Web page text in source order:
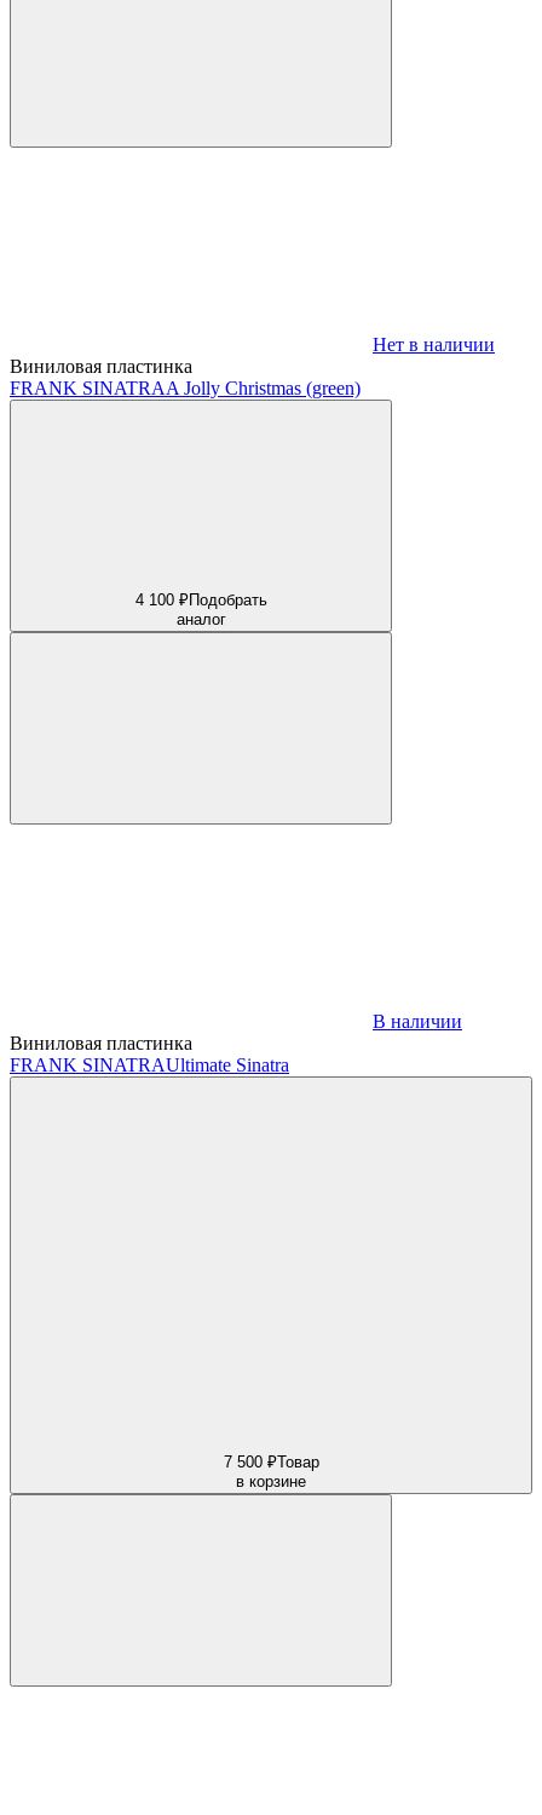
Нет в наличии
Виниловая пластинка
FRANK SINATRAA Jolly Christmas (green)
4 100 ₽Подобрать
аналог
В наличии
Виниловая пластинка
FRANK SINATRAUltimate Sinatra
7 500 ₽Товар
в корзине